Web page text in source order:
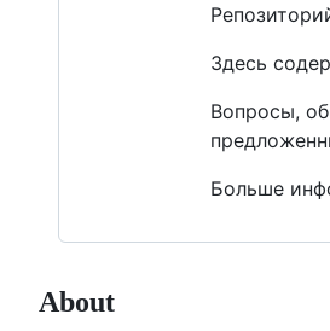
Здесь
Вопросы,
Больше
About